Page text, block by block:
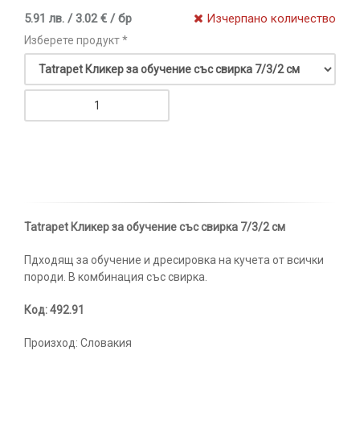
5.91 лв. / 3.02 € / бр Изчерпано количество
Изберете продукт *
Tatrapet Кликер за обучение със свирка 7/3/2 см
Пдходящ за обучение и дресировка на кучета от всички
породи. В комбинация със свирка.
Код: 492.91
Произход: Словакия